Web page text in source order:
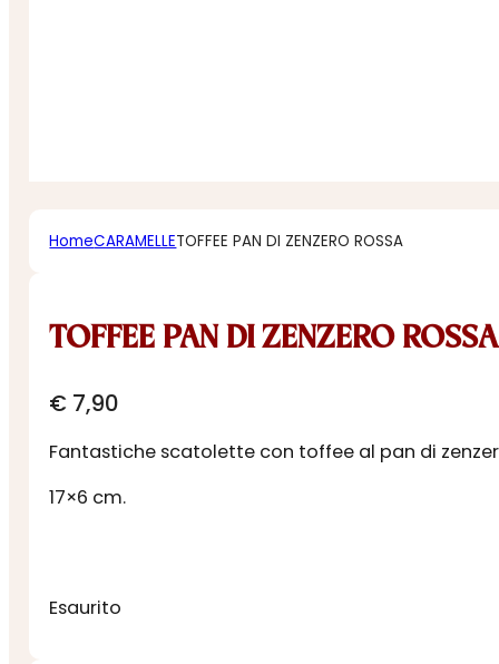
HomeCARAMELLETOFFEE PAN DI ZENZERO ROSSA
TOFFEE PAN DI ZENZERO ROSSA
€ 7,90
Fantastiche scatolette con toffee al pan di
17×6 cm.
Esaurito